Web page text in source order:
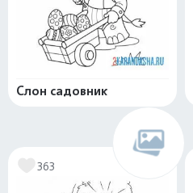
Слон садовник
363